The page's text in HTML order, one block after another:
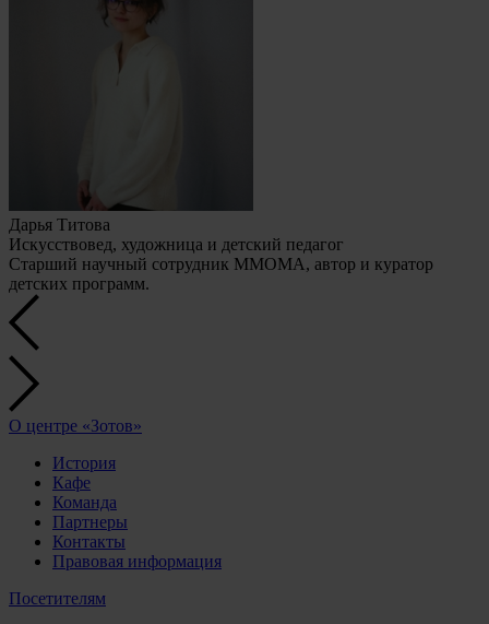
Дарья Титова
Искусствовед, художница и детский педагог
Старший научный сотрудник ММОМА, автор и куратор
детских программ.
О центре «Зотов»
История
Кафе
Команда
Партнеры
Контакты
Правовая информация
Посетителям